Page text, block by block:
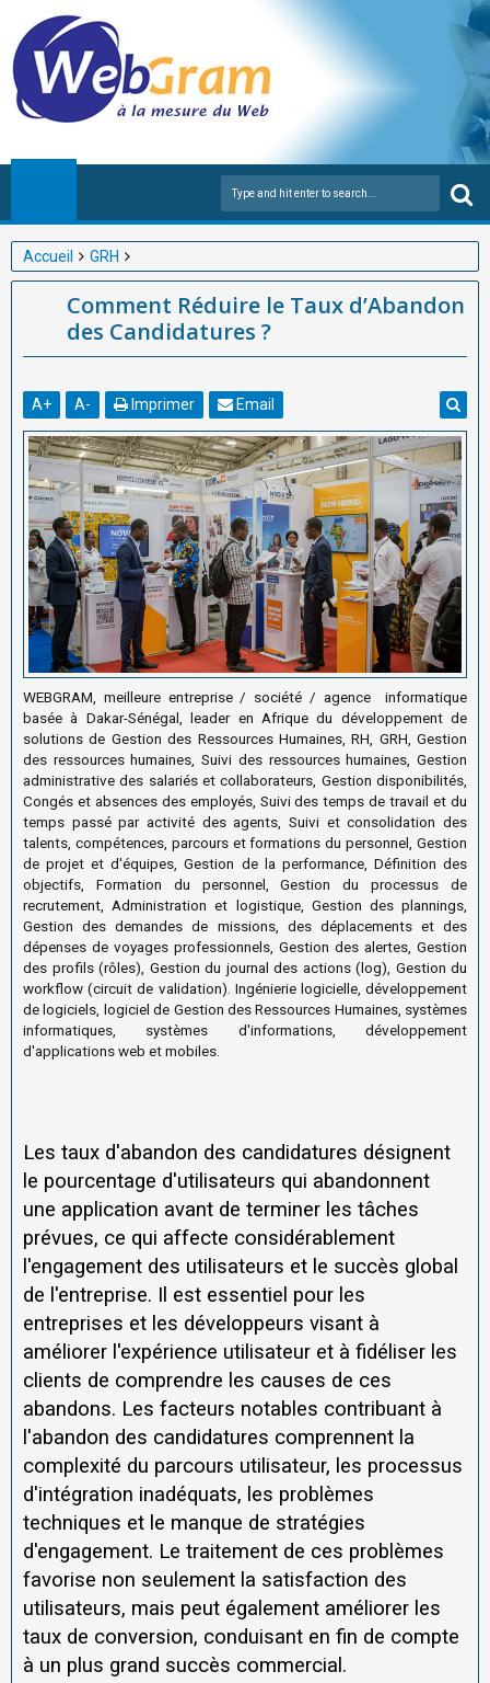
Accueil
GRH
Comment Réduire le Taux d’Abandon des Candidatures ?
Comment Réduire le Taux d’Abandon
des Candidatures ?
A+ A- Imprimer Email
WEBGRAM, meilleure entreprise / société / agence informatique
basée à Dakar-Sénégal, leader en Afrique du développement de
solutions de Gestion des Ressources Humaines, RH, GRH, Gestion
des ressources humaines, Suivi des ressources humaines, Gestion
administrative des salariés et collaborateurs, Gestion disponibilités,
Congés et absences des employés, Suivi des temps de travail et du
temps passé par activité des agents, Suivi et consolidation des
talents, compétences, parcours et formations du personnel, Gestion
de projet et d'équipes, Gestion de la performance, Définition des
objectifs, Formation du personnel, Gestion du processus de
recrutement, Administration et logistique, Gestion des plannings,
Gestion des demandes de missions, des déplacements et des
dépenses de voyages professionnels, Gestion des alertes, Gestion
des profils (rôles), Gestion du journal des actions (log), Gestion du
workflow (circuit de validation). Ingénierie logicielle, développement
de logiciels, logiciel de Gestion des Ressources Humaines, systèmes
informatiques, systèmes d'informations, développement
d'applications web et mobiles.
Les taux d'abandon des candidatures désignent
le pourcentage d'utilisateurs qui abandonnent
une application avant de terminer les tâches
prévues, ce qui affecte considérablement
l'engagement des utilisateurs et le succès global
de l'entreprise. Il est essentiel pour les
entreprises et les développeurs visant à
améliorer l'expérience utilisateur et à fidéliser les
clients de comprendre les causes de ces
abandons. Les facteurs notables contribuant à
l'abandon des candidatures comprennent la
complexité du parcours utilisateur, les processus
d'intégration inadéquats, les problèmes
techniques et le manque de stratégies
d'engagement. Le traitement de ces problèmes
favorise non seulement la satisfaction des
utilisateurs, mais peut également améliorer les
taux de conversion, conduisant en fin de compte
à un plus grand succès commercial.